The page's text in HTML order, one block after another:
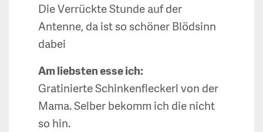
Die Verrückte Stunde auf der
Antenne, da ist so schöner Blödsinn
dabei
Am liebsten esse ich:
Gratinierte Schinkenfleckerl von der
Mama. Selber bekomm ich die nicht
so hin.